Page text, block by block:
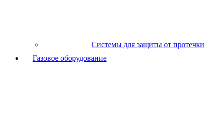
Системы для защиты от протечки
Газовое оборудование